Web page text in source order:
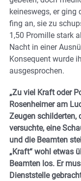
keineswegs, er ging
fing an, sie zu
1,50 Promille stark
Nacht in einer
Konsequent wurde
ausgesprochen.
„Zu viel Kraft oder
Rosenheimer am
Zeugen schilderten,
versuchte, eine
und die Beamten
„Kraft“ wohl etwas
Beamten los. Er
Dienststelle